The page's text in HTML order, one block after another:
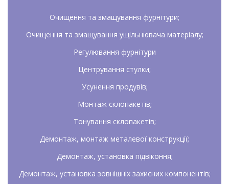
Очищення та змащування фурнітури;
Очищення та змащування ущільнювача матеріалу;
Регулювання фурнітури
Центрування стулки;
Усунення продувів;
Монтаж склопакетів;
Тонування склопакетів;
Демонтаж, монтаж металевої конструкції;
Демонтаж, установка підвіконня;
Демонтаж, установка зовнішніх захисних компонентів;